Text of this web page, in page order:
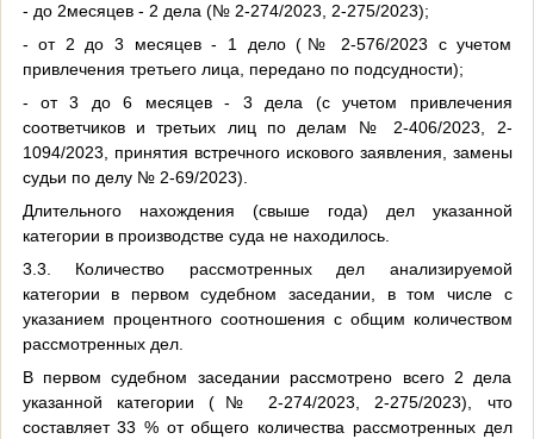
- до 2месяцев - 2 дела (№ 2-274/2023, 2-275/2023);
- от 2 до 3 месяцев - 1 дело (№ 2-576/2023 с учетом
привлечения третьего лица, передано по подсудности);
- от 3 до 6 месяцев - 3 дела (с учетом привлечения
соответчиков и третьих лиц по делам № 2-406/2023, 2-
1094/2023, принятия встречного искового заявления, замены
судьи по делу № 2-69/2023).
Длительного нахождения (свыше года) дел указанной
категории в производстве суда не находилось.
3.3. Количество рассмотренных дел анализируемой
категории в первом судебном заседании, в том числе с
указанием процентного соотношения с общим количеством
рассмотренных дел.
В первом судебном заседании рассмотрено всего 2 дела
указанной категории (№ 2-274/2023, 2-275/2023), что
составляет 33 % от общего количества рассмотренных дел